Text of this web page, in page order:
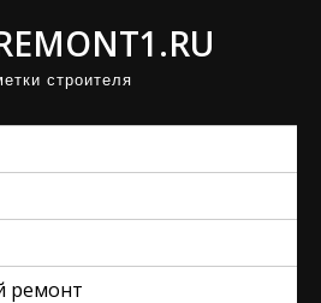
строителя
ремонт